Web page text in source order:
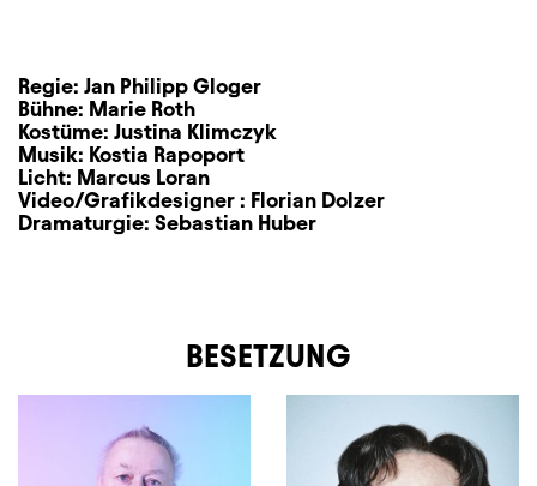
Regie: Jan Philipp Gloger
Bühne: Marie Roth
Kostüme: Justina Klimczyk
Musik: Kostia Rapoport
Licht: Marcus Loran
Video/Grafikdesigner : Florian Dolzer
Dramaturgie: Sebastian Huber
BESETZUNG